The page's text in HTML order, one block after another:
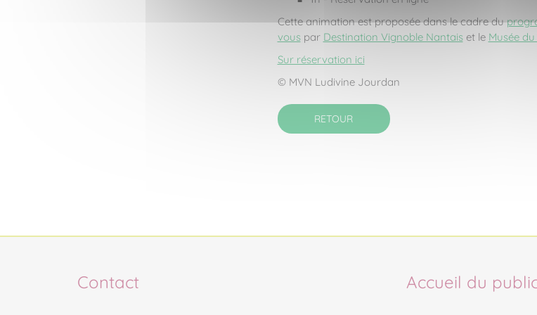
Cette animation est proposée dans le cadre du
vouspar Destination Vignoble Nantaiset le Musée
Sur réservation ici
© MVN Ludivine Jourdan
RETOUR
Contact Accueil du